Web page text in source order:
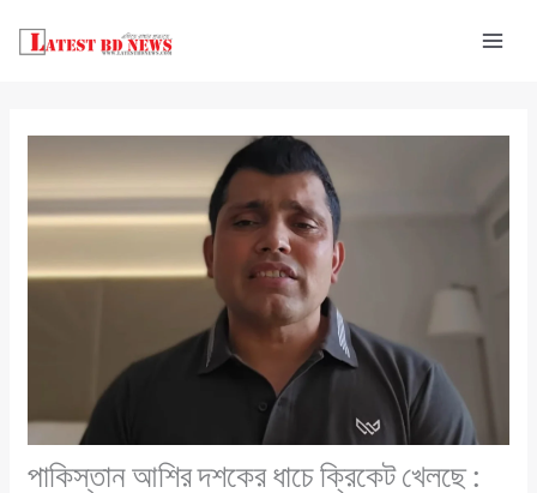
পাকিস্তান আশির দশকের ধাচে ক্রিকেট খেলছে :